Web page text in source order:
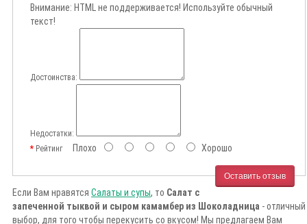
Внимание: HTML не поддерживается! Используйте обычный
текст!
Достоинства:
Недостатки:
РейтингПлохо Хорошо
Оставить отзыв
Если Вам нравятся Салаты и супы, то Салат с
запеченной тыквой и сыром камамбер из Шоколадница - отличный
выбор, для того чтобы перекусить со вкусом! Мы предлагаем Вам